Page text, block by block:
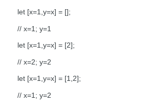
let [x=1,y=x] = [];
// x=1; y=1
let [x=1,y=x] = [2];
// x=2; y=2
let [x=1,y=x] = [1,2];
// x=1; y=2